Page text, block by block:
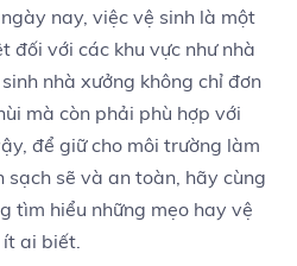
nay, việc vệ sinh là một
đối với các khu vực như nhà
nhà xưởng không chỉ đơn
mà còn phải phù hợp với
để giữ cho môi trường làm
sẽ và an toàn, hãy cùng
tìm hiểu những mẹo hay vệ
ai biết.